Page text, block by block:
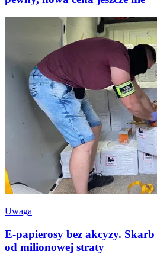
Uwaga
E-papierosy bez akcyzy.
od milionowej straty